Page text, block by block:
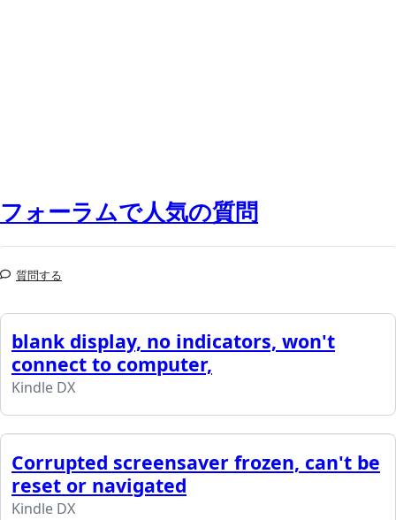
フォーラムで人気の質問
質問する
blank display, no indicators, won't
connect to computer,
Kindle DX
Corrupted screensaver frozen, can't be
reset or navigated
Kindle DX